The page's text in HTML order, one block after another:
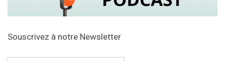
Souscrivez à notre Newsletter